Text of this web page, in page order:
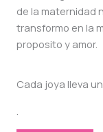
de la maternidad
transformo en la
proposito y amor.
Cada joya lleva
.